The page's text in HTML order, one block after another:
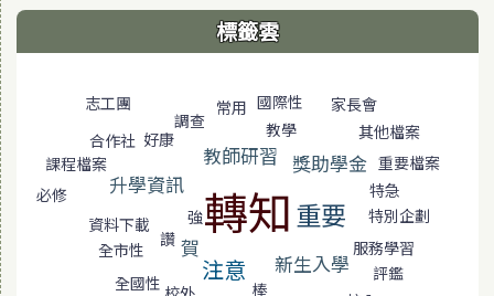
標籤雲
志工團
合作社 好康
調查
常用 國際性
家長會
教學
課程檔案
教師研習
其他檔案
升學資訊
獎助學金 重要檔案
必修
轉知
特急
資料下載
強 重要
特別企劃
全市性
讚 賀
注意 新生入學
服務學習
全國性
棒
評鑑